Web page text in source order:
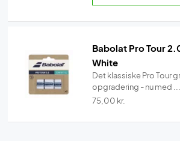
Babolat Pro Tour
White
Det klassiske Pro Tour
opgradering - nu med ...
75,00 kr.